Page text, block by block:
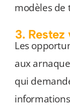
modèles de
3.
Les
aux
qui